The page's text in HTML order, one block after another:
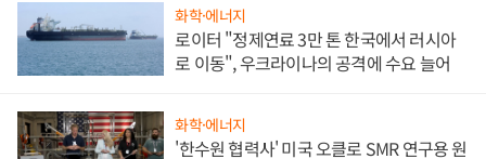
화학·에너지
로이터 "정제연료 3만 톤 한국에서 러시아
로 이동", 우크라이나의 공격에 수요 늘어
화학·에너지
'한수원 협력사' 미국 오클로 SMR 연구용 원